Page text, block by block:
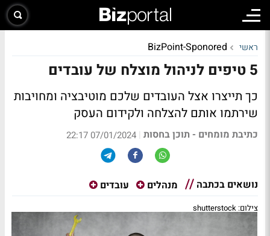
ראשי BizPoint-Sponored
5 טיפים לניהול מוצלח של עובדים
כך תייצרו אצל העובדים שלכם מוטיבציה ומחויבות
שירתמו אותם להצלחה ולקידום העסק
כתיבת מומחים - תוכן בחסות |
07/01/2024 22:17
נושאים בכתבה מנהלים עובדים
צילום: shutterstock